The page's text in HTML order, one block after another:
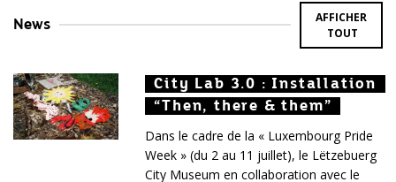
News
AFFICHER
TOUT
City Lab 3.0 : Installation
“Then, there & them”
City Lab 3.0 : Installation
“Then, there & them”
City Lab 3.0 : Installation
“Then, there & them”
Dans le cadre de la « Luxembourg Pride
Week » (du 2 au 11 juillet), le Lëtzebuerg
City Museum en collaboration avec le